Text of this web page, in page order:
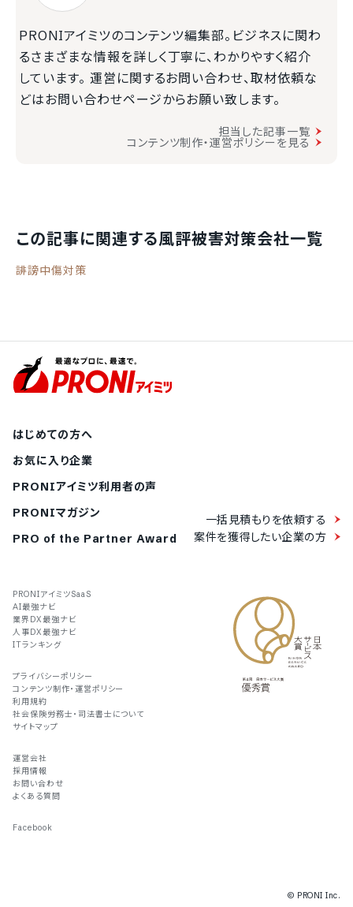
PRONIアイミツのコンテンツ編集部。ビジネスに関わ
るさまざまな情報を詳しく丁寧に、わかりやすく紹介
しています。 運営に関するお問い合わせ、取材依頼な
どはお問い合わせページからお願い致します。
担当した記事一覧
コンテンツ制作・運営ポリシーを見る
この記事に関連する風評被害対策会社一覧
誹謗中傷対策
はじめての方へ
お気に入り企業
PRONIアイミツ利用者の声
PRONIマガジン
PRO of the Partner Award
一括見積もりを依頼する
案件を獲得したい企業の方
PRONIアイミツSaaS
AI最強ナビ
業界DX最強ナビ
人事DX最強ナビ
ITランキング
プライバシーポリシー
コンテンツ制作・運営ポリシー
利用規約
社会保険労務士・司法書士について
サイトマップ
運営会社
採用情報
お問い合わせ
よくある質問
Facebook
© PRONI Inc.